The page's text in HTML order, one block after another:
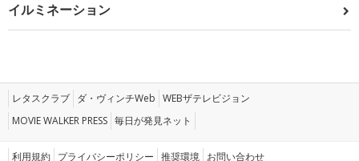
イルミネーション
レタスクラブ ダ・ヴィンチWeb WEBザテレビジョン
MOVIE WALKER PRESS 毎日が発見ネット
利用規約 プライバシーポリシー 推奨環境 お問い合わせ